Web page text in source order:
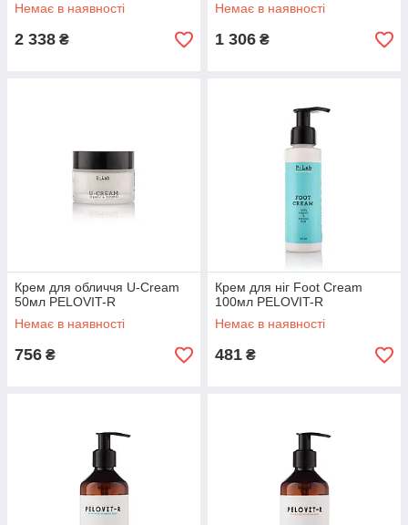
Немає в наявності
2 338 ₴
Немає в наявності
1 306 ₴
Крем для обличчя U-Cream
50мл PELOVIT-R
Немає в наявності
756 ₴
Крем для ніг Foot Cream
100мл PELOVIT-R
Немає в наявності
481 ₴